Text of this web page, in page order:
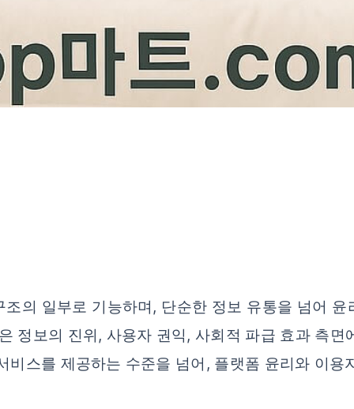
의 일부로 기능하며, 단순한 정보 유통을 넘어
정보의 진위, 사용자 권익, 사회적 파급 효과 측
비스를 제공하는 수준을 넘어, 플랫폼 윤리와 이